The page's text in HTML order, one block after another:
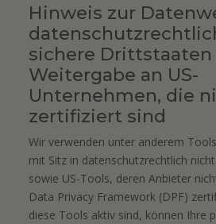
Hinweis zur
sichere Drittstaaten
Weitergabe an US-
Unternehmen, die
zertifiziert sind
Wir verwenden unter anderem
mit Sitz in datenschutzrechtlich
sowie US-Tools, deren Anbieter
Data Privacy Framework (DPF)
diese Tools aktiv sind, können Ihre